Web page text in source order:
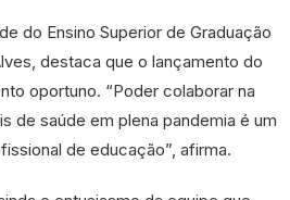
do Ensino Superior de Graduação
destaca que o lançamento do
oportuno. “Poder colaborar na
de saúde em plena pandemia é um
de educação”, afirma.